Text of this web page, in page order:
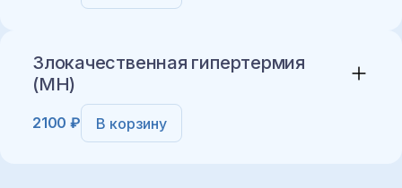
Добавить в корзину
Злокачественная гипертермия
(MH)
2100 ₽ В корзину